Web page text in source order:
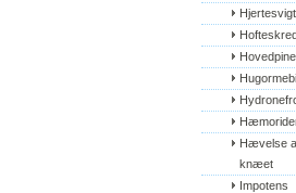
Hjertesvigt
Hovedpine
Hævelse
knæet
Impotens